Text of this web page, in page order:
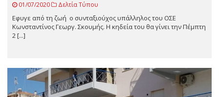
01/07/2020 Δελτία Τύπου
Εφυγε από τη ζωή ο συνταξιούχος υπάλληλος του ΟΣΕ
Κωνσταντίνος Γεωργ. Σκουμής. Η κηδεία του θα γίνει την Πέμπτη
2 [...]